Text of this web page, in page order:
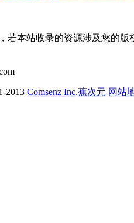
若本站收录的资源涉及您的
2013 Comsenz Inc.蕉次元 网站